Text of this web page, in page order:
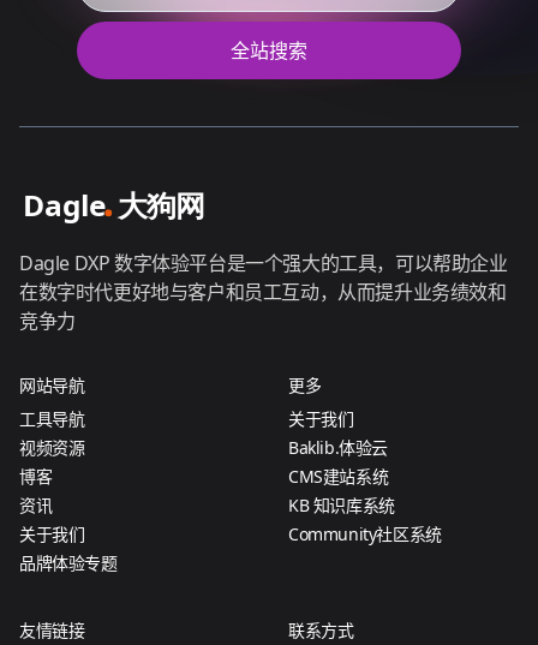
全站搜索
Dagle DXP 数字体验平台是一个强大的工具，可以帮助企业
在数字时代更好地与客户和员工互动，从而提升业务绩效和
竞争力
网站导航
工具导航
视频资源
博客
资讯
关于我们
品牌体验专题
更多
关于我们
Baklib.体验云
CMS建站系统
KB 知识库系统
Community社区系统
友情链接 联系方式